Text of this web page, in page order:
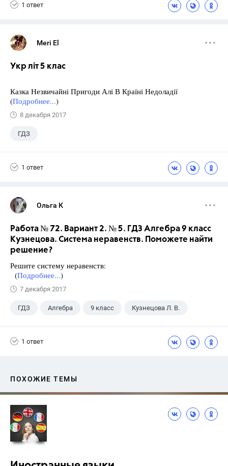
1 ответ
Meri El
Укр літ 5 клас
Казка Незвичайні Пригоди Алі В Країні Недоладії
(Подробнее...)
8 декабря 2017
ГДЗ
1 ответ
Ольга К
Работа № 72. Вариант 2. № 5. ГДЗ Алгебра 9 класс
Кузнецова. Система неравенств. Поможете найти
решение?
Решите систему неравенств:
(Подробнее...)
7 декабря 2017
ГДЗ Алгебра 9 класс Кузнецова Л. В.
1 ответ
ПОХОЖИЕ ТЕМЫ